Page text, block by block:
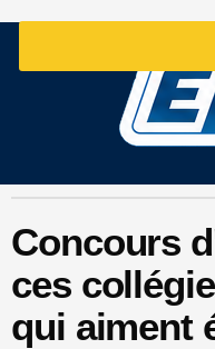
Concours
ces
qui aiment